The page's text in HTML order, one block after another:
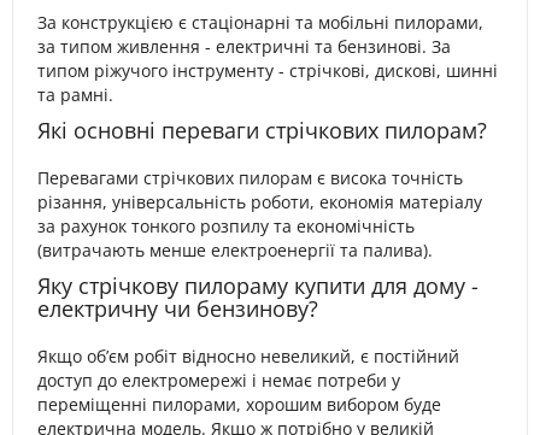
За конструкцією є стаціонарні та мобільні пилорами,
за типом живлення - електричні та бензинові. За
типом ріжучого інструменту - стрічкові, дискові, шинні
та рамні.
Які основні переваги стрічкових пилорам?
Перевагами стрічкових пилорам є висока точність
різання, універсальність роботи, економія матеріалу
за рахунок тонкого розпилу та економічність
(витрачають менше електроенергії та палива).
Яку стрічкову пилораму купити для дому -
електричну чи бензинову?
Якщо об’єм робіт відносно невеликий, є постійний
доступ до електромережі і немає потреби у
переміщенні пилорами, хорошим вибором буде
електрична модель. Якщо ж потрібно у великій